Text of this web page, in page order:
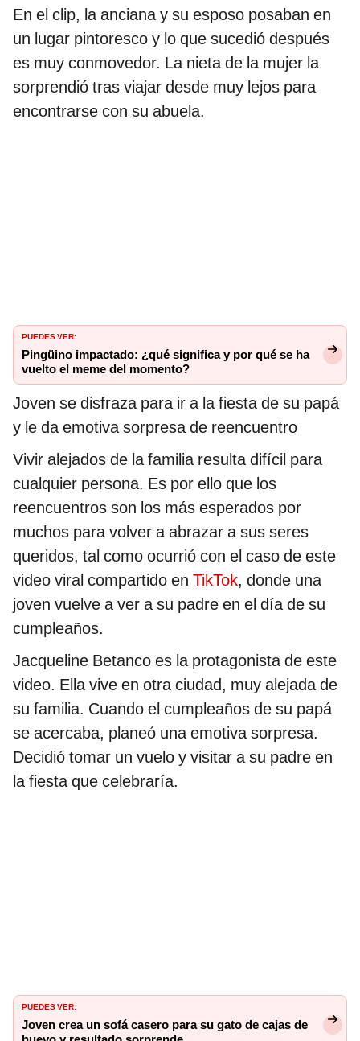
En el clip, la anciana y su esposo posaban en
un lugar pintoresco y lo que sucedió después
es muy conmovedor. La nieta de la mujer la
sorprendió tras viajar desde muy lejos para
encontrarse con su abuela.
PUEDES VER:
Pingüino impactado: ¿qué significa y por qué se ha
vuelto el meme del momento?
Joven se disfraza para ir a la fiesta de su papá
y le da emotiva sorpresa de reencuentro
Vivir alejados de la familia resulta difícil para
cualquier persona. Es por ello que los
reencuentros son los más esperados por
muchos para volver a abrazar a sus seres
queridos, tal como ocurrió con el caso de este
video viral compartido en TikTok, donde una
joven vuelve a ver a su padre en el día de su
cumpleaños.
Jacqueline Betanco es la protagonista de este
video. Ella vive en otra ciudad, muy alejada de
su familia. Cuando el cumpleaños de su papá
se acercaba, planeó una emotiva sorpresa.
Decidió tomar un vuelo y visitar a su padre en
la fiesta que celebraría.
PUEDES VER:
Joven crea un sofá casero para su gato de cajas de